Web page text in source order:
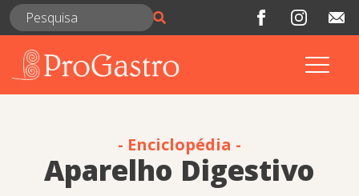
- Enciclopédia -
Aparelho Digestivo